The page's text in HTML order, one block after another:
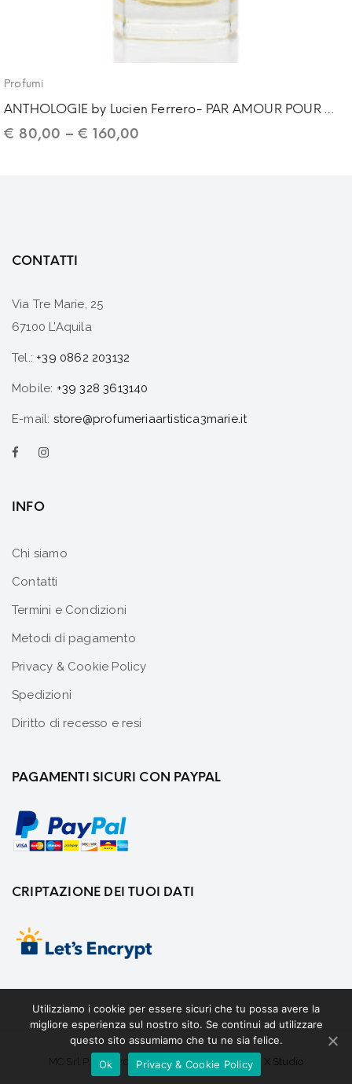
Profumi
ANTHOLOGIE by Lucien Ferrero- PAR AMOUR POUR ELLE
€ 80,00 –€ 160,00
CONTATTI
Via Tre Marie, 25
67100 L’Aquila
Tel.: +39 0862 203132
Mobile: +39 328 3613140
E-mail: store@profumeriaartistica3marie.it
INFO
Chi siamo
Contatti
Termini e Condizioni
Metodi di pagamento
Privacy & Cookie Policy
Spedizioni
Diritto di recesso e resi
PAGAMENTI SICURI CON PAYPAL
CRIPTAZIONE DEI TUOI DATI
MC Srl P.IVA 02008870665 Web Desing By X Studio
Utilizziamo i cookie per essere sicuri che tu possa avere la
migliore esperienza sul nostro sito. Se continui ad utilizzare
questo sito assumiamo che tu ne sia felice.
Ok
Privacy & Cookie Policy